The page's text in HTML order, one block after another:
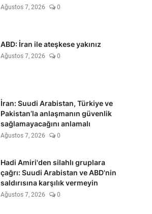
Ağustos 7, 2026 0
ABD: İran ile ateşkese yakınız
Ağustos 7, 2026 0
İran: Suudi Arabistan, Türkiye ve
Pakistan’la anlaşmanın güvenlik
sağlamayacağını anlamalı
Ağustos 7, 2026 0
Hadi Amiri'den silahlı gruplara
çağrı: Suudi Arabistan ve ABD'nin
saldırısına karşılık vermeyin
Ağustos 7, 2026 0